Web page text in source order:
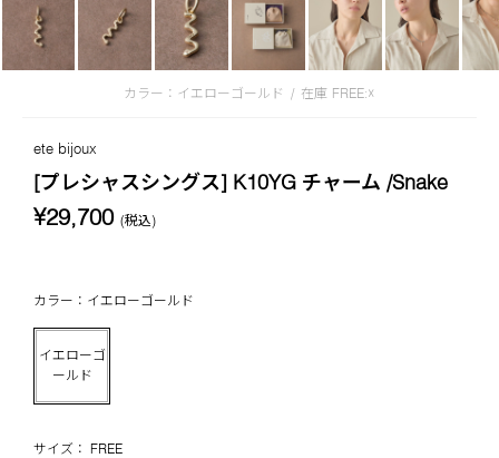
カラー：イエローゴールド / 在庫 FREE:☓
ete bijoux
[プレシャスシングス] K10YG チャーム /Snake
¥29,700 (税込)
カラー：イエローゴールド
イエローゴ
ールド
サイズ： FREE